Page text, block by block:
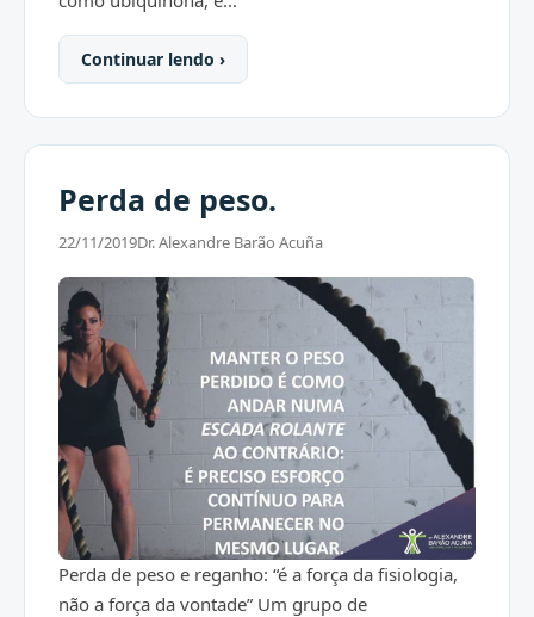
Continuar lendo ›
Perda de peso.
22/11/2019Dr. Alexandre Barão Acuña
Perda de peso e reganho: “é a força da fisiologia,
não a força da vontade” Um grupo de